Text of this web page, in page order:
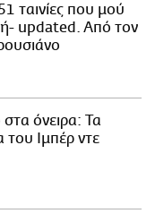
ταινίες που μού
updated. Aπό τον
όνειρα: Τα
του Ιμπέρ ντε